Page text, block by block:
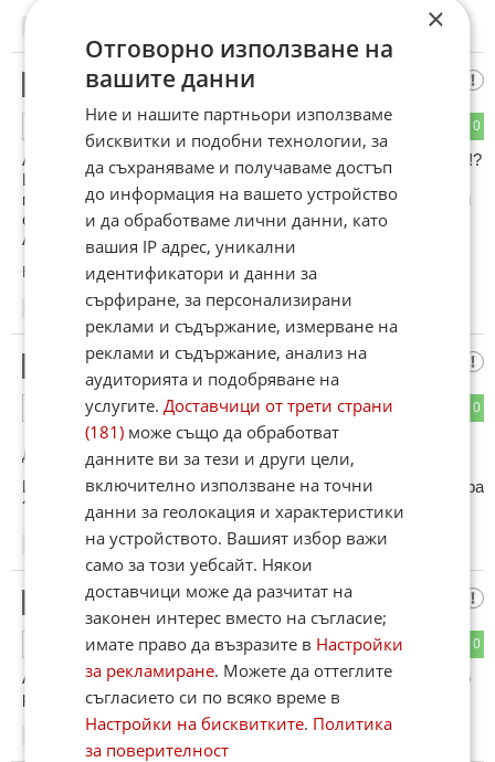
Любезен ЛосТ
0
А бе какви партньори в живота какви убийства ви гонят бе!?
Има нещо наречено "съдебна медицина" я се разровете в
гугъл и спрете да пишете глупости по тия форуми. И какви
оставания без партньори тва да не е испанска сапунка.
Аман.
Коментиран от#7
07.01.2013
$$$
0
ОТГОВОР
До коментар #6от "Любезен ЛосТ":
И какво искаш да кажеш с коментара си, не мога да разбера
? Искаш да кажеш, че момичето е болно?
07.01.2013
муспи
0
ОТГОВОР
Аз вече писах че не е убийство, а по всичко изглежда като
ритуално еврейско жертвоприношение.
07.01.2013
×
Отговорно използване на
вашите данни
Ние и нашите партньори използваме
бисквитки и подобни технологии, за
да съхраняваме и получаваме достъп
до информация на вашето устройство
и да обработваме лични данни, като
вашия IP адрес, уникални
идентификатори и данни за
сърфиране, за персонализирани
реклами и съдържание, измерване на
реклами и съдържание, анализ на
аудиторията и подобряване на
услугите.Доставчици от трети страни
(181) може също да обработват
данните ви за тези и други цели,
включително използване на точни
данни за геолокация и характеристики
на устройството. Вашият избор важи
само за този уебсайт. Някои
доставчици може да разчитат на
законен интерес вместо на съгласие;
имате право да възразите в Настройки
за рекламиране. Можете да оттеглите
съгласието си по всяко време в
Настройки на бисквитките. Политика
за поверителност